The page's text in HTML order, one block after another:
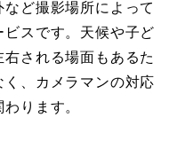
ど撮影場所によって
スです。天候や子ど
される場面もあるた
、カメラマンの対応
ります。